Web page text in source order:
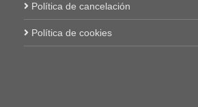
Política de cancelación
Política de cookies